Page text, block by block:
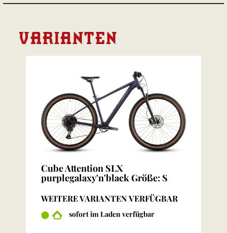
VARIANTEN
Cube Attention SLX
purplegalaxy'n'black Größe: S
WEITERE VARIANTEN VERFÜGBAR
sofort im Laden verfügbar